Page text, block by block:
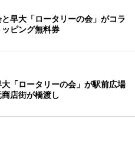
早大「ロータリーの会」がコラ
ピング無料券
「ロータリーの会」が駅前広場
店街が橋渡し